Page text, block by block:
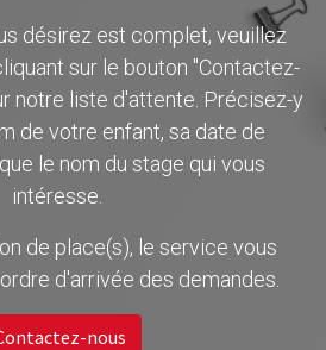
désirez est complet, veuillez
sur le bouton ''Contactez-
notre liste d'attente. Précisez-y
de votre enfant, sa date de
le nom du stage qui vous
intéresse.
de place(s), le service vous
d'arrivée des demandes.
nous